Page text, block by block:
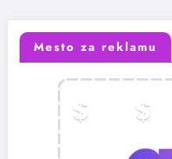
Mesto za reklamu